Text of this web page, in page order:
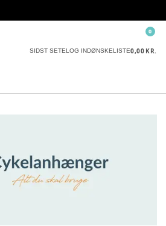
SIDST SETELOG INDØNSKELISTE0,00 KR.
0